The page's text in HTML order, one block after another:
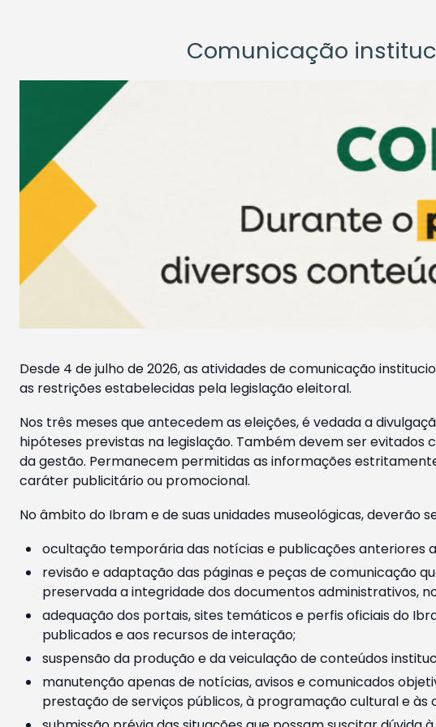
Comunicação
Desde 4 de julho de 2026, as atividades de comunicação
as restrições estabelecidas pela legislação eleitoral.
Nos três meses que antecedem as eleições, é vedada a
hipóteses previstas na legislação. Também devem ser
da gestão. Permanecem permitidas as informações
caráter publicitário ou promocional.
No âmbito do Ibram e de suas unidades museológicas, deverão
ocultação temporária das notícias e publicações anteriores
revisão e adaptação das páginas e peças de comunicação
preservada a integridade dos documentos administrativos,
adequação dos portais, sites temáticos e perfis oficiais do
publicados e aos recursos de interação;
suspensão da produção e da veiculação de conteúdos
manutenção apenas de notícias, avisos e comunicados
prestação de serviços públicos, à programação cultural e às